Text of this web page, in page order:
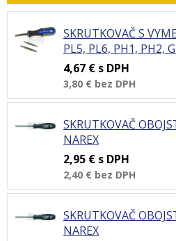
SKRUTKOVAČ S
PL5, PL6, PH1, PH2,
4,67 € s DPH
3,80 € bez DPH
SKRUTKOVAČ
NAREX
2,95 € s DPH
2,40 € bez DPH
SKRUTKOVAČ
NAREX